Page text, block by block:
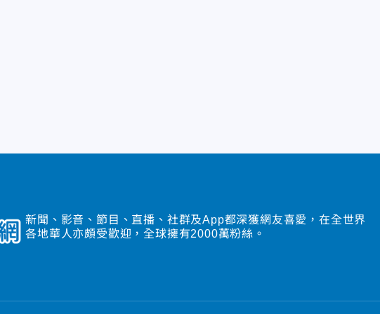
新聞、影音、節目、直播、社群及App都深獲網友喜愛，在全世界
各地華人亦頗受歡迎，全球擁有2000萬粉絲。